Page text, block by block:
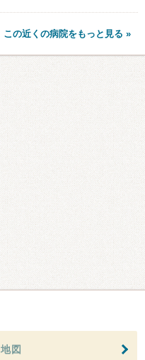
この近くの病院をもっと見る »
地図